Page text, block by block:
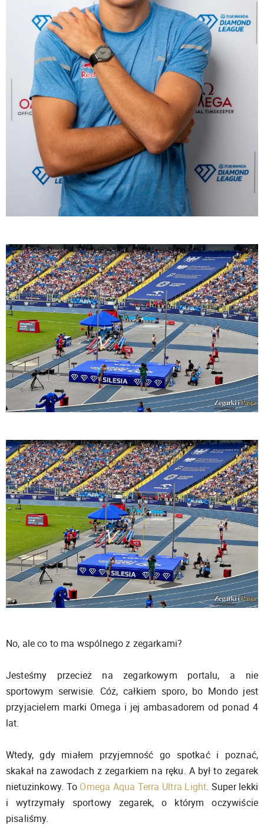
No, ale co to ma wspólnego z zegarkami?
Jesteśmy przecież na zegarkowym portalu, a nie
sportowym serwisie. Cóż, całkiem sporo, bo Mondo jest
przyjacielem marki Omega i jej ambasadorem od ponad 4
lat.
Wtedy, gdy miałem przyjemność go spotkać i poznać,
skakał na zawodach z zegarkiem na ręku. A był to zegarek
nietuzinkowy. To Omega Aqua Terra Ultra Light. Super lekki
i wytrzymały sportowy zegarek, o którym oczywiście
pisaliśmy.